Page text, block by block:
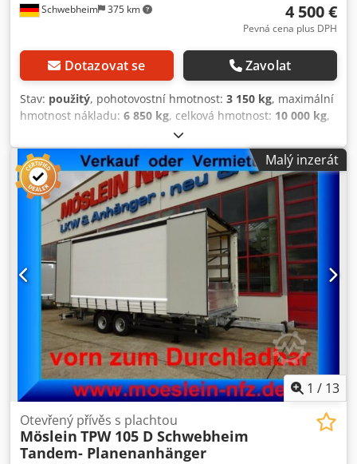
Schwebheim 375 km 4 500 €
Pevná cena plus DPH
Dotazovat se Zavolat
Stav: použitý, pohotovostní hmotnost: 3 150 kg, maximální
hmotnost nákladu: 6 850 kg, celková hmotnost: 10 000 kg,
2 nápravy
délka ložné plochy:7 320 mm, šířka ložného prostoru:
2 490 mm, objem ložného prostoru:42 m³, zavěšení:
vzduch, rozměr pneumatiky:235/75R17,5, rozvor náprav:
990 mm, barva:jiný, typ převodu:jiný, velikost přední
pneumatiky:235/75R17,5, velikost zadní pneumatiky:
235/75R17,5, kabina řidiče: , emisní třída:žádný,
Vybavení: ABS, pneumatická brzda, 14 x upevňovací oka,
500 mm bočnice, -- tiskové chyby, omyly a změny
vyhrazeny, ilustrační fotografie --, Více údajů na: !, Další
podrobnosti: ! Csdpfxezrqhas Acaeha
Malý inzerát
1 / 13
Otevřený přívěs s plachtou
Möslein TPW 105 D Schwebheim
Tandem- Planenanhänger